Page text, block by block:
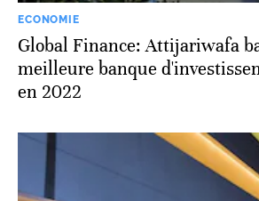
ECONOMIE
Global Finance: Attijariwafa
meilleure banque
en 2022